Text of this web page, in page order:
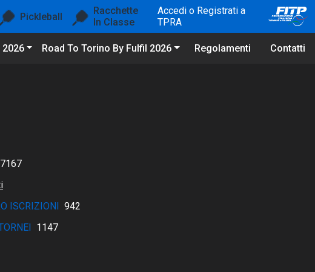
Pickleball
Racchette
In Classe
Accedi o Registrati a
TPRA
2026 Road To Torino By Fulfil 2026 Regolamenti Contatti
ISCRIZIONI 942
1147